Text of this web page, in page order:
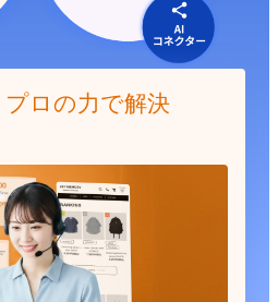
ロの力で解決